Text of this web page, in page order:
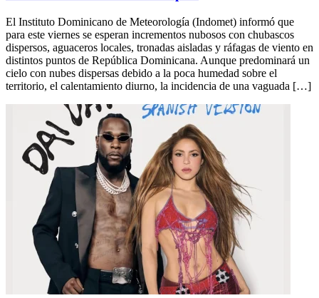
El Instituto Dominicano de Meteorología (Indomet) informó que
para este viernes se esperan incrementos nubosos con chubascos
dispersos, aguaceros locales, tronadas aisladas y ráfagas de viento en
distintos puntos de República Dominicana. Aunque predominará un
cielo con nubes dispersas debido a la poca humedad sobre el
territorio, el calentamiento diurno, la incidencia de una vaguada […]